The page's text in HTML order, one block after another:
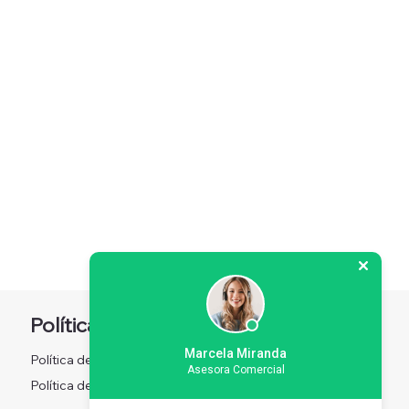
Política
Política de Privacidad
Política de Privacidad
Redes sociales
Facebook
Instagram
X
Marcela Miranda
Asesora Comercial